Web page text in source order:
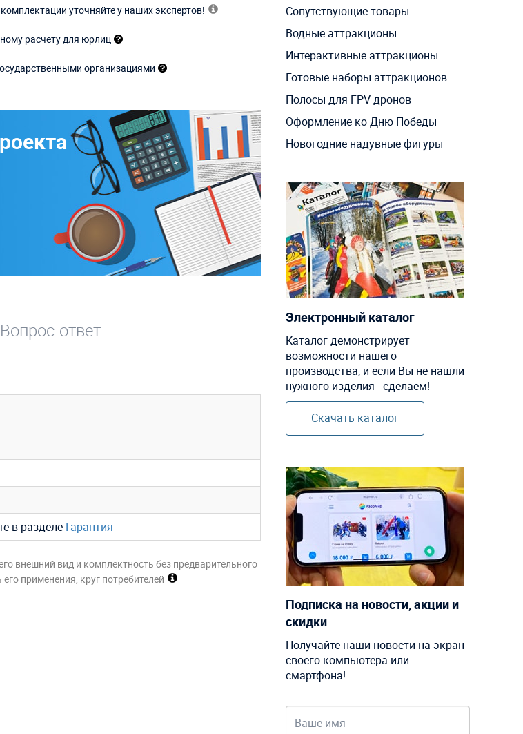
уточняйте у наших экспертов!
расчету для юрлиц
организациями
Вопрос-ответ
в разделе Гарантия
внешний вид и комплектность без предварительного
применения, круг потребителей
Сопутствующие товары
Водные аттракционы
Интерактивные аттракционы
Готовые наборы аттракционов
Полосы для FPV дронов
Оформление ко Дню Победы
Новогодние надувные фигуры
Электронный каталог
Каталог демонстрирует
возможности нашего
производства, и если Вы не нашли
нужного изделия - сделаем!
Скачать каталог
Подписка на новости, акции и
скидки
Получайте наши новости на экран
своего компьютера или
смартфона!